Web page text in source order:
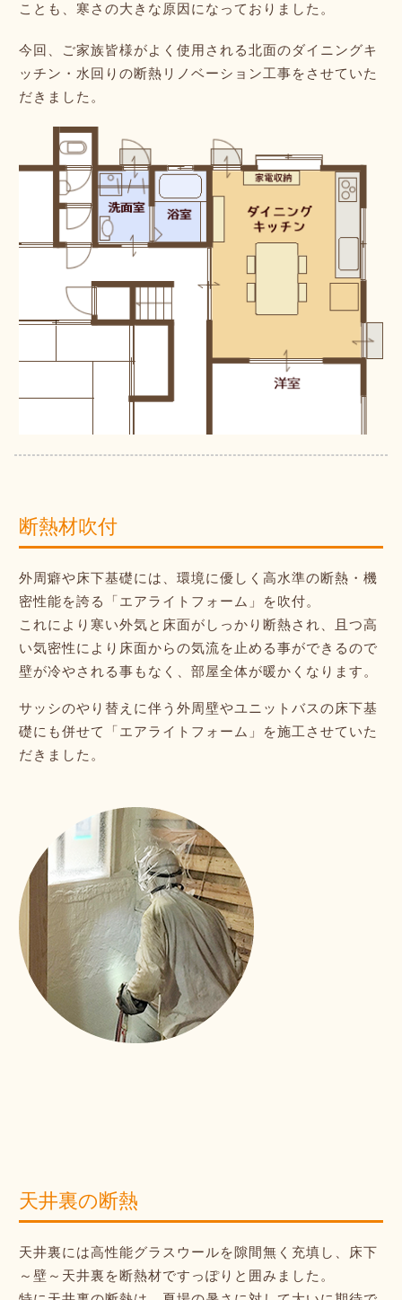
ことも、寒さの大きな原因になっておりました。
今回、ご家族皆様がよく使用される北面のダイニングキ
ッチン・水回りの断熱リノベーション工事をさせていた
だきました。
断熱材吹付
外周癖や床下基礎には、環境に優しく高水準の断熱・機
密性能を誇る「エアライトフォーム」を吹付。
これにより寒い外気と床面がしっかり断熱され、且つ高
い気密性により床面からの気流を止める事ができるので
壁が冷やされる事もなく、部屋全体が暖かくなります。
サッシのやり替えに伴う外周壁やユニットバスの床下基
礎にも併せて「エアライトフォーム」を施工させていた
だきました。
天井裏の断熱
天井裏には高性能グラスウールを隙間無く充填し、床下
～壁～天井裏を断熱材ですっぽりと囲みました。